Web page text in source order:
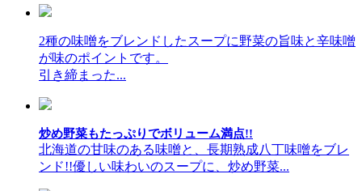
2種の味噌をブレンドしたスープに野菜の旨味と辛味噌
が味のポイントです。
引き締まった...
炒め野菜もたっぷりでボリューム満点!!
北海道の甘味のある味噌と、長期熟成八丁味噌をブレ
ンド!!優しい味わいのスープに、炒め野菜...